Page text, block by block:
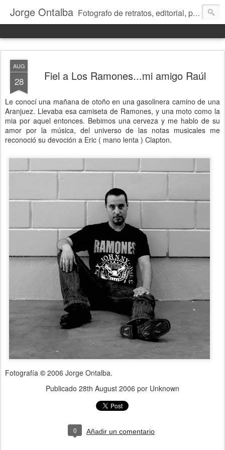
Jorge Ontalba Fotografo de retratos, editorial, publicidad, reportaje, talleres de fotografía...
AUG
28 Fiel a Los Ramones...mi amigo Raúl
Le conocí una mañana de otoño en una gasolinera camino de una
Aranjuez. Llevaba esa camiseta de Ramones, y una moto como la
mia por aquel entonces. Bebimos una cerveza y me hablo de su
amor por la música, del universo de las notas musicales me
reconoció su devoción a Eric ( mano lenta ) Clapton.
Fotografía © 2006 Jorge Ontalba.
Publicado 28th August 2006 por Unknown
0 Añadir un comentario